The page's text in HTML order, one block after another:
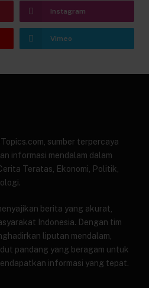
Instagram
Vimeo
sumber terpercaya
informasi mendalam dalam
Teratas, Ekonomi, Politik,
berita yang akurat,
Indonesia. Dengan tim
liputan mendalam,
pandang yang beragam untuk
informasi yang tepat.